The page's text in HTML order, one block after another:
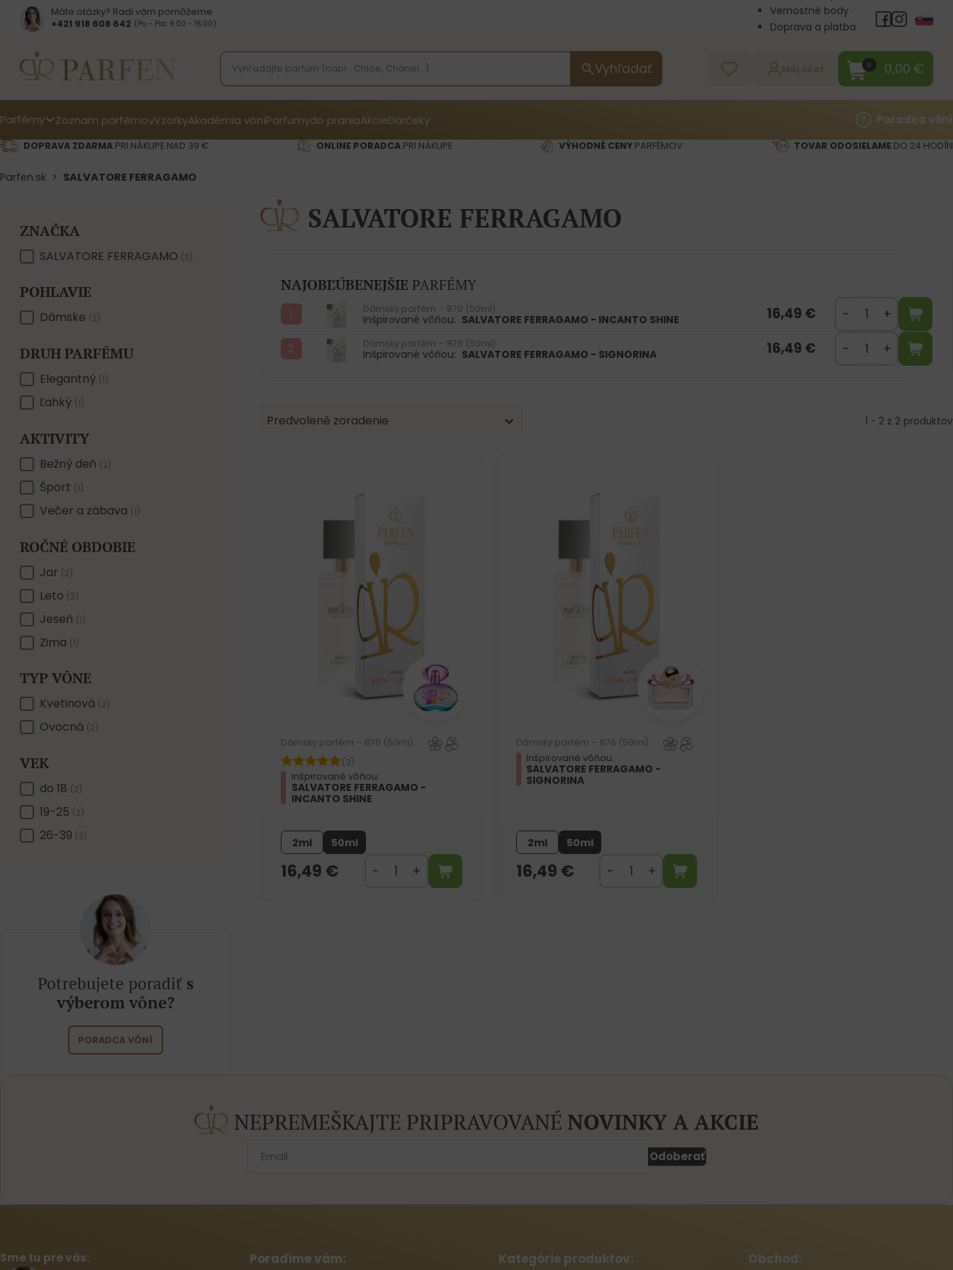
Máte otázky? Radi vám pomôžeme
+421 918 608 642‬ (Po - Pia: 9:00 - 16:00)
Vernostné body
Doprava a platba
Vyhľadať 0 0,00 €
Parfémy Zoznam parfémovVzorkyAkadémia vôníParfumydo praniaAkcieDarčeky Poradca vôní
DOPRAVA ZDARMA PRI NÁKUPE NAD 39 € ONLINE PORADCAPRI NÁKUPE VÝHODNÉ CENYPARFÉMOV TOVAR ODOSIELAME DO 24 HODÍN
Parfen.sk > SALVATORE FERRAGAMO
ZNAČKA
ZNAČKA
SALVATORE FERRAGAMO (2)
POHLAVIE
POHLAVIE
Dámske (2)
DRUH PARFÉMU
DRUH PARFÉMU
Elegantný (1)
Ľahký (1)
AKTIVITY
AKTIVITY
Bežný deň (2)
Šport (1)
Večer a zábava (1)
ROČNÉ OBDOBIE
ROČNÉ OBDOBIE
Jar (2)
Leto (2)
Jeseň (1)
Zima (1)
TYP VÔNE
TYP VÔNE
Kvetinová (2)
Ovocná (2)
VEK
VEKdo 18 (2)
19-25 (2)
26-39 (2)
Potrebujete poradiť s
výberom vône?
PORADCA VÔNÍ
SALVATORE FERRAGAMO
NAJOBĽÚBENEJŠIE PARFÉMY
Dámsky parfém – 870 (50ml)
Inšpirované vôňou: SALVATORE FERRAGAMO - INCANTO SHINE 16,49 €
Dámsky parfém – 876 (50ml)
Inšpirované vôňou: SALVATORE FERRAGAMO - SIGNORINA 16,49 €
Product | Sorting
Sort content
Predvolené zoradenie
Sort content 1 - 2 z 2 produktov
Dámsky parfém – 870 (50ml)
(3)
Inšpirované vôňou:
SALVATORE FERRAGAMO -
INCANTO SHINE
2ml 50ml
16,49 €
Dámsky parfém – 876 (50ml)
Inšpirované vôňou:
SALVATORE FERRAGAMO -
SIGNORINA
2ml 50ml
16,49 €
NEPREMEŠKAJTE PRIPRAVOVANÉ NOVINKY A AKCIE
Odoberať
Sme tu pre vás:
Poradíme vám: Kategórie produktov: Obchod: